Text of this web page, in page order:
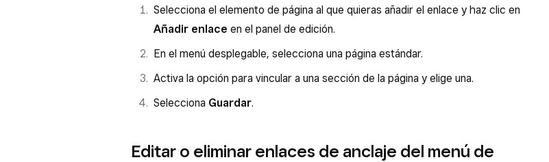
Selecciona el elemento de página al que quieras añadir el enlace y haz clic en
Añadir enlace en el panel de edición.
En el menú desplegable, selecciona una página estándar.
Activa la opción para vincular a una sección de la página y elige una.
Selecciona Guardar.
Editar o eliminar enlaces de anclaje del menú de